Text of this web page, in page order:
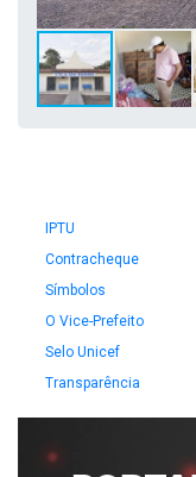
IPTU
Contracheque
Símbolos
O Vice-Prefeito
Selo Unicef
Transparência